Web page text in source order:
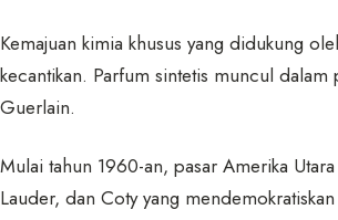
Kemajuan kimia khusus yang didukung
kecantikan. Parfum sintetis muncul
Guerlain.
Mulai tahun 1960-an, pasar Amerika
Lauder, dan Coty yang